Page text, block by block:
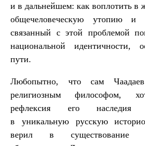
и в дальнейшем: как воплотить в
общечеловеческую утопию и
связанный с этой проблемой
национальной идентичности,
пути.
Любопытно, что сам
религиозным философом,
рефлексия его наследия
в уникальную русскую
верил в существование